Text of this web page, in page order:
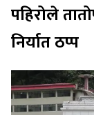
पहिरोले
निर्यात ठप्प